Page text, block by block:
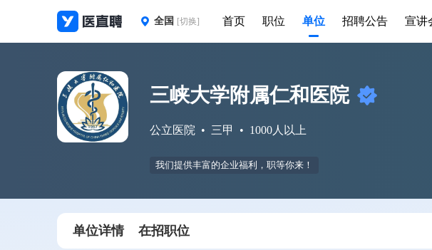
全国 [切换] 首页 职位 单位 招聘公告 宣讲
三峡大学附属仁和医院
公立医院 三甲 1000人以上
我们提供丰富的企业福利，职等你来！
单位详情 在招职位